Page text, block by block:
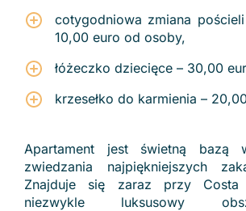
cotygodniowa zmiana
10,00 euro od osoby,
łóżeczko dziecięce – 30,00
krzesełko do karmienia –
Apartament jest świetną bazą
zwiedzania najpiękniejszych
Znajduje się zaraz przy Costa
niezwykle luksusowy